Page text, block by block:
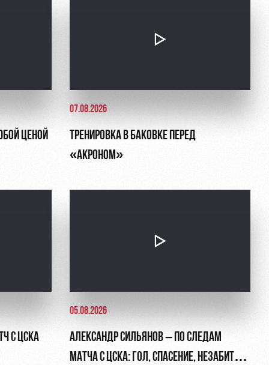
ЦЕНОЙ
07.08.2026
ТРЕНИРОВКА В БАКОВКЕ ПЕРЕД
«АКРОНОМ»
С ЦСКА
05.08.2026
АЛЕКСАНДР СИЛЬЯНОВ – ПО СЛЕДАМ
МАТЧА С ЦСКА: ГОЛ, СПАСЕНИЕ, НЕЗАБИТЫЙ